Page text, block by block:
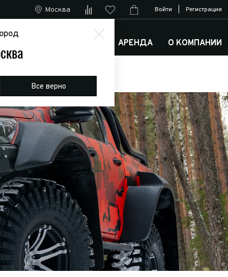
Москва
Все верно
Войти Регистрация
АРЕНДА О КОМПАНИИ